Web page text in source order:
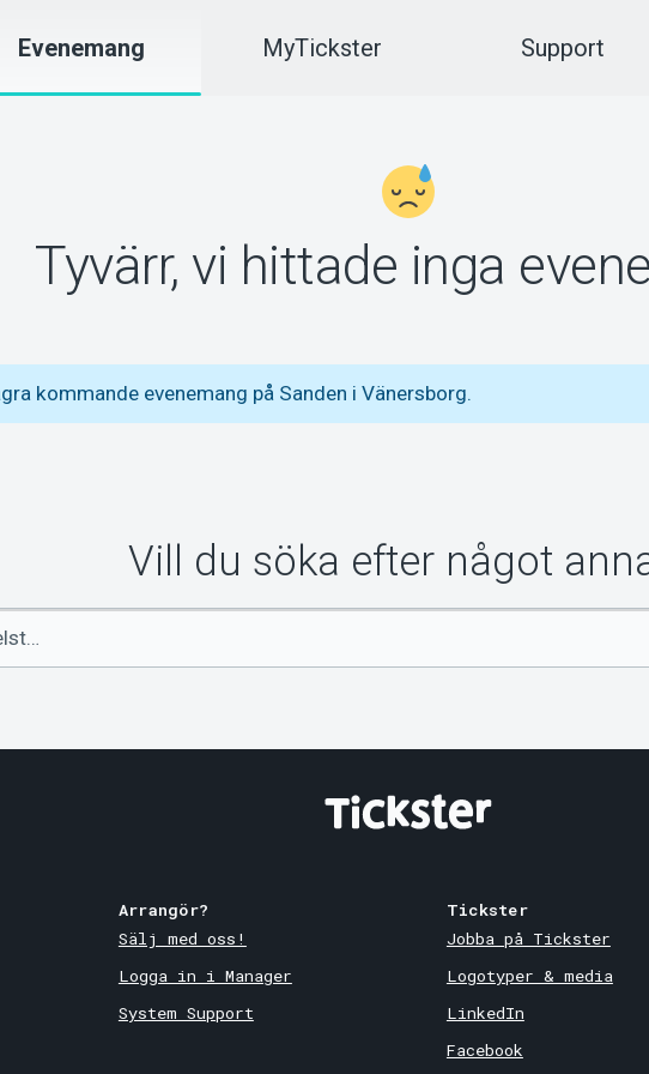
Evenemang MyTickster Support
Tyvärr, vi hittade inga
kommande evenemang på Sanden i Vänersborg.
Vill du söka efter något
Arrangör?
Sälj med oss!
Logga in i Manager
System Support
Tickster
Jobba på Tickster
Logotyper & media
LinkedIn
Facebook